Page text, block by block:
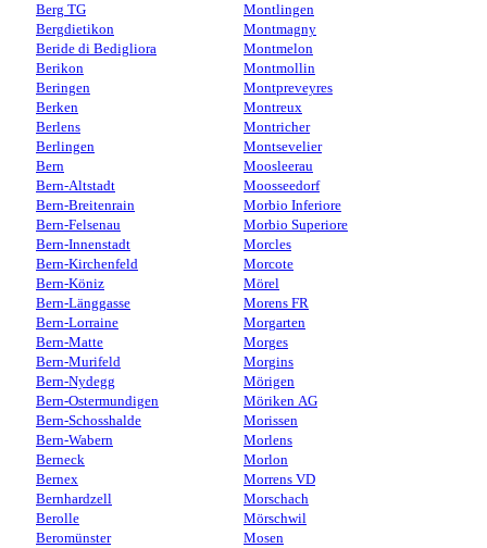
Berg TG
Bergdietikon
Beride di Bedigliora
Berikon
Beringen
Berken
Berlens
Berlingen
Bern
Bern-Altstadt
Bern-Breitenrain
Bern-Felsenau
Bern-Innenstadt
Bern-Kirchenfeld
Bern-Köniz
Bern-Länggasse
Bern-Lorraine
Bern-Matte
Bern-Murifeld
Bern-Nydegg
Bern-Ostermundigen
Bern-Schosshalde
Bern-Wabern
Berneck
Bernex
Bernhardzell
Berolle
Beromünster
Montlingen
Montmagny
Montmelon
Montmollin
Montpreveyres
Montreux
Montricher
Montsevelier
Moosleerau
Moosseedorf
Morbio Inferiore
Morbio Superiore
Morcles
Morcote
Mörel
Morens FR
Morgarten
Morges
Morgins
Mörigen
Möriken AG
Morissen
Morlens
Morlon
Morrens VD
Morschach
Mörschwil
Mosen